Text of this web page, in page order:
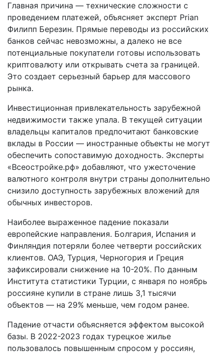
Главная причина — технические сложности с
проведением платежей, объясняет эксперт Prian
Филипп Березин. Прямые переводы из российских
банков сейчас невозможны, а далеко не все
потенциальные покупатели готовы использовать
криптовалюту или открывать счета за границей.
Это создает серьезный барьер для массового
рынка.
Инвестиционная привлекательность зарубежной
недвижимости также упала. В текущей ситуации
владельцы капиталов предпочитают банковские
вклады в России — иностранные объекты не могут
обеспечить сопоставимую доходность. Эксперты
«Всеостройке.рф» добавляют, что ужесточение
валютного контроля внутри страны дополнительно
снизило доступность зарубежных вложений для
обычных инвесторов.
Наиболее выраженное падение показали
европейские направления. Болгария, Испания и
Финляндия потеряли более четверти российских
клиентов. ОАЭ, Турция, Черногория и Греция
зафиксировали снижение на 10-20%. По данным
Института статистики Турции, с января по ноябрь
россияне купили в стране лишь 3,1 тысячи
объектов — на 29% меньше, чем годом ранее.
Падение отчасти объясняется эффектом высокой
базы. В 2022-2023 годах турецкое жилье
пользовалось повышенным спросом у россиян,